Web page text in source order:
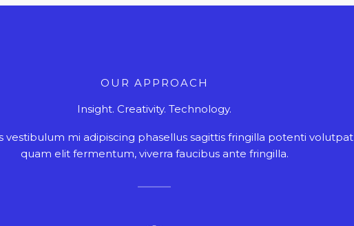
OUR APPROACH
Insight. Creativity. Technology.
vestibulum mi adipiscing phasellus sagittis fringilla potenti volutpat
quam elit fermentum, viverra faucibus ante fringilla.